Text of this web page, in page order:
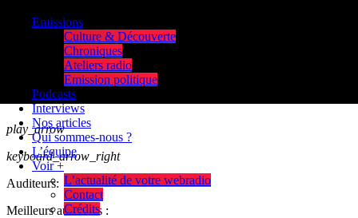
play_arrow
keyboard_arrow_right
Auditeurs:
Meilleurs auditeurs :
Emissions
Culture & Découverte
Chroniques
Ateliers radio
Emission politique
Podcasts
Interviews
Nos articles
Qui sommes-nous ?
L’équipe
Voir +
L’actualité de votre webradio
Contact
Crédits